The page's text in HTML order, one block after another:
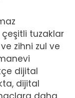
tuzaklar
zihni zul ve
dijital
dijital